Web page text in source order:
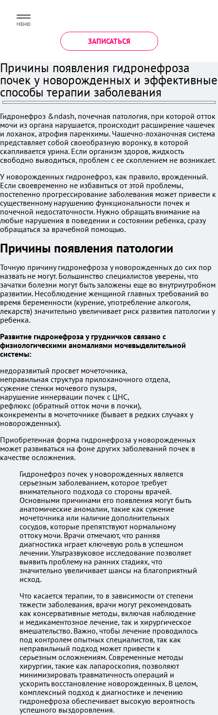
МЕНЮ
ЗАПИСАТЬСЯ
Причины появления гидронефроза
почек у новорожденных и эффективные
способы терапии заболевания
Гидронефроз &ndash, почечная патология, при которой отток
мочи из органа нарушается, происходит расширение чашечек
и лоханок, атрофия паренхимы. Чашечно-лоханочная система
представляет собой своеобразную воронку, в которой
скапливается урина. Если организм здоров, жидкость
свободно выводиться, проблем с ее скоплением не возникает.
У новорожденных гидронефроз, как правило, врожденный.
Если своевременно не избавиться от этой проблемы,
постепенно прогрессирование заболевания может привести к
существенному нарушению функциональности почек и
почечной недостаточности. Нужно обращать внимание на
любые нарушения в поведении и состоянии ребенка, сразу
обращаться за врачебной помощью.
Причины появления патологии
Точную причину гидронефроза у новорожденных до сих пор
назвать не могут. Большинство специалистов уверены, что
зачатки болезни могут быть заложены еще во внутриутробном
развитии. Несоблюдение женщиной главных требований во
время беременности (курение, употребление алкоголя,
лекарств) значительно увеличивает риск развития патологии у
ребенка.
Развитие гидронефроза у грудничков связано с
физиологическими аномалиями мочевыделительной
системы:
недоразвитый просвет мочеточника,
неправильная структура прилоханочного отдела,
сужение стенки мочевого пузыря,
нарушение иннервации почек с ЦНС,
рефлюкс (обратный отток мочи в почки),
конкременты в мочеточнике (бывает в редких случаях у
новорожденных).
Приобретенная форма гидронефроза у новорожденных
может развиваться на фоне других заболеваний почек в
качестве осложнения.
Гидронефроз почек у новорожденных является
серьезным заболеванием, которое требует
внимательного подхода со стороны врачей.
Основными причинами его появления могут быть
анатомические аномалии, такие как сужение
мочеточника или наличие дополнительных
сосудов, которые препятствуют нормальному
оттоку мочи. Врачи отмечают, что ранняя
диагностика играет ключевую роль в успешном
лечении. Ультразвуковое исследование позволяет
выявить проблему на ранних стадиях, что
значительно увеличивает шансы на благоприятный
исход.
Что касается терапии, то в зависимости от степени
тяжести заболевания, врачи могут рекомендовать
как консервативные методы, включая наблюдение
и медикаментозное лечение, так и хирургическое
вмешательство. Важно, чтобы лечение проводилось
под контролем опытных специалистов, так как
неправильный подход может привести к
серьезным осложнениям. Современные методы
хирургии, такие как лапароскопия, позволяют
минимизировать травматичность операций и
ускорить восстановление новорожденных. В целом,
комплексный подход к диагностике и лечению
гидронефроза обеспечивает высокую вероятность
успешного выздоровления.